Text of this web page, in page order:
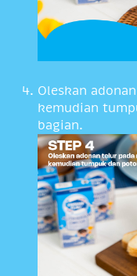
Oleskan
kemudian
bagian.